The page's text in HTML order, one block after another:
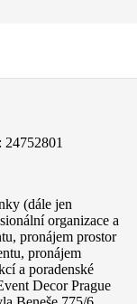
24752801
(dále jen
organizace a
pronájem prostor
pronájem
a poradenské
Decor Prague